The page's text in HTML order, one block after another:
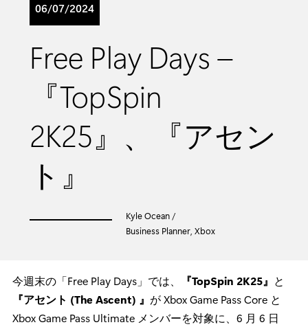
06/07/2024
Free Play Days –
『TopSpin
2K25』、『アセン
ト』
Kyle Ocean /
Business Planner, Xbox
今週末の「Free Play Days」では、 『TopSpin 2K25』 と
『アセント (The Ascent) 』 が Xbox Game Pass Core と
Xbox Game Pass Ultimate メンバーを対象に、6 月 6 日